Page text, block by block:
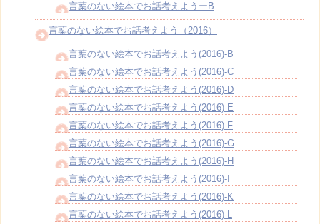
言葉のない絵本でお話考えようーB
言葉のない絵本でお話考えよう（2016）
言葉のない絵本でお話考えよう(2016)-B
言葉のない絵本でお話考えよう(2016)-C
言葉のない絵本でお話考えよう(2016)-D
言葉のない絵本でお話考えよう(2016)-E
言葉のない絵本でお話考えよう(2016)-F
言葉のない絵本でお話考えよう(2016)-G
言葉のない絵本でお話考えよう(2016)-H
言葉のない絵本でお話考えよう(2016)-I
言葉のない絵本でお話考えよう(2016)-K
言葉のない絵本でお話考えよう(2016)-L